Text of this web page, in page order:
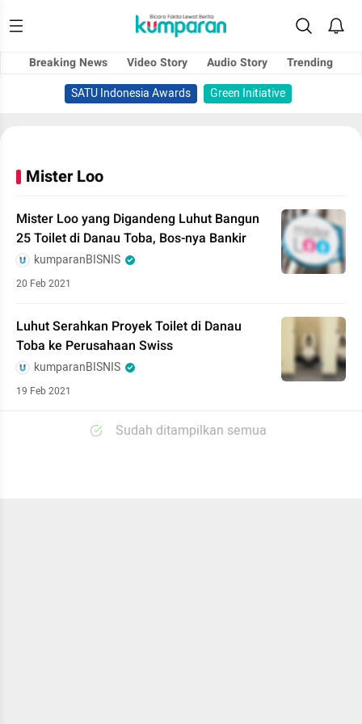
Breaking News Video Story Audio Story
Trending
SATU Indonesia Awards
Green Initiative
Mister Loo
Mister Loo yang Digandeng Luhut Bangun
25 Toilet di Danau Toba, Bos-nya Bankir
kumparanBISNIS
20 Feb 2021
Luhut Serahkan Proyek Toilet di Danau
Toba ke Perusahaan Swiss
kumparanBISNIS
19 Feb 2021
Sudah ditampilkan semua